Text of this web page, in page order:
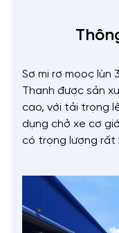
Sơ mi rơ mooc lùn
Thanh được sản
cao, với tải trọng
dụng chở xe cơ
có trọng lượng rất